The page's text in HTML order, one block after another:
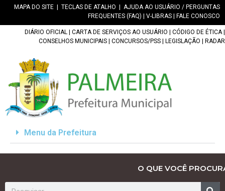
MAPA DO SITE TECLAS DE ATALHO
AJUDA AO USUÁRIO / PERGUNTAS
FREQUENTES (FAQ)
V-LIBRAS FALE CONOSCO
DIÁRIO OFICIAL CARTA DE SERVIÇOS AO USUÁRIO CÓDIGO DE ÉTICA|
CONSELHOS MUNICIPAIS
CONCURSOS/PSS LEGISLAÇÃO RADAR
Menu da Prefeitura
O QUE VOCÊ